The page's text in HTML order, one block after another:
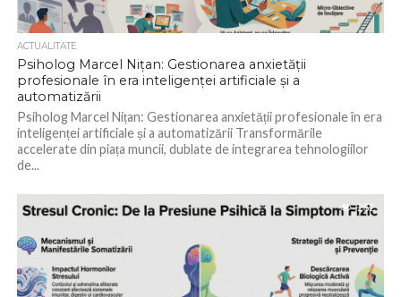
ACTUALITATE
Psiholog Marcel Nițan: Gestionarea anxietății
profesionale în era inteligenței artificiale și a
automatizării
Psiholog Marcel Nițan: Gestionarea anxietății profesionale în era
inteligenței artificiale și a automatizării Transformările
accelerate din piața muncii, dublate de integrarea tehnologiilor
de...
262